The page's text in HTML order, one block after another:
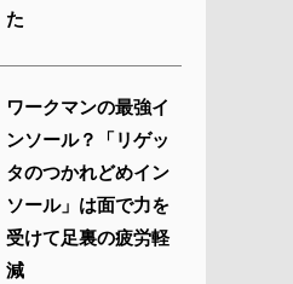
た
ワークマンの最強イ
ンソール？「リゲッ
タのつかれどめイン
ソール」は面で力を
受けて足裏の疲労軽
減